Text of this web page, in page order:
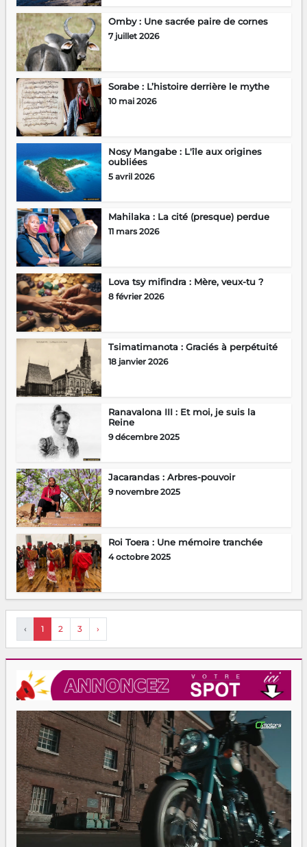
Omby : Une sacrée paire de cornes
7 juillet 2026
Sorabe : L’histoire derrière le mythe
10 mai 2026
Nosy Mangabe : L'île aux origines
oubliées
5 avril 2026
Mahilaka : La cité (presque) perdue
11 mars 2026
Lova tsy mifindra : Mère, veux-tu ?
8 février 2026
Tsimatimanota : Graciés à perpétuité
18 janvier 2026
Ranavalona III : Et moi, je suis la
Reine
9 décembre 2025
Jacarandas : Arbres-pouvoir
9 novembre 2025
Roi Toera : Une mémoire tranchée
4 octobre 2025
‹ 1 2 3 ›